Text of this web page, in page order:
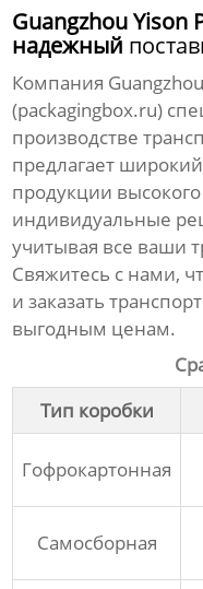
Guangzhou Yison
надежный
Компания
(packagingbox.ru)
производстве
предлагает
продукции
индивидуальные
учитывая все ваши
Свяжитесь с нами,
и заказать
выгодным ценам.
Тип коробки
Гофрокартонная
Самосборная